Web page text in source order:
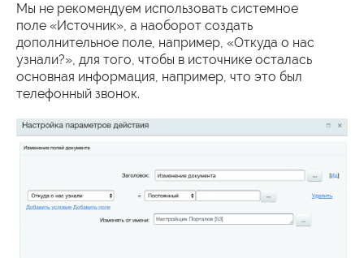
Мы не рекомендуем использовать системное
поле «Источник», а наоборот создать
дополнительное поле, например, «Откуда о нас
узнали?», для того, чтобы в источнике осталась
основная информация, например, что это был
телефонный звонок.